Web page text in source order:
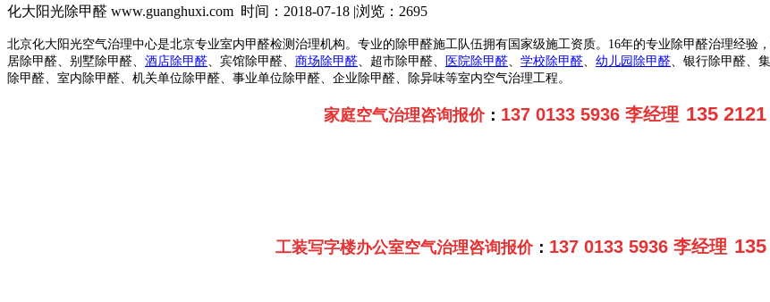
化大阳光除甲醛 www.guanghuxi.com 时间：2018-07-18 |浏览：2695
北京化大阳光空气治理中心是北京专业室内甲醛检测治理机构。专业的除甲醛施工队伍拥有国家级施工资质。16年的专业除甲醛治理经
居除甲醛、别墅除甲醛、 酒店除甲醛 、宾馆除甲醛、 商场除甲醛 、超市除甲醛、 医院除甲醛 学校除甲醛 幼儿园除甲醛 、银行除甲醛、
除甲醛、室内除甲醛、机关单位除甲醛、事业单位除甲醛、企业除甲醛、除异味等室内空气治理工程。
家庭空气治理咨询报价： 137 0133 5936 李经理 135
工装写字楼办公室空气治理咨询报价： 137 0133 5936 李经理